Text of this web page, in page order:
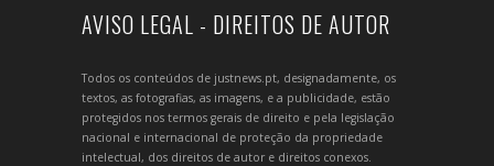
AVISO LEGAL - DIREITOS DE AUTOR
Todos os conteúdos de justnews.pt, designadamente, os
textos, as fotografias, as imagens, e a publicidade, estão
protegidos nos termos gerais de direito e pela legislação
nacional e internacional de proteção da propriedade
intelectual, dos direitos de autor e direitos conexos.